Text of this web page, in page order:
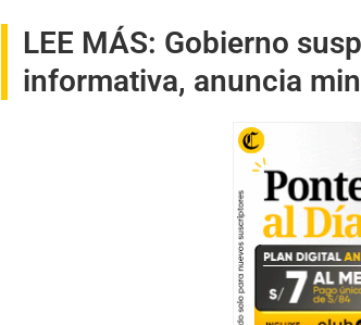
LEE MÁS: Gobierno
informativa, anuncia